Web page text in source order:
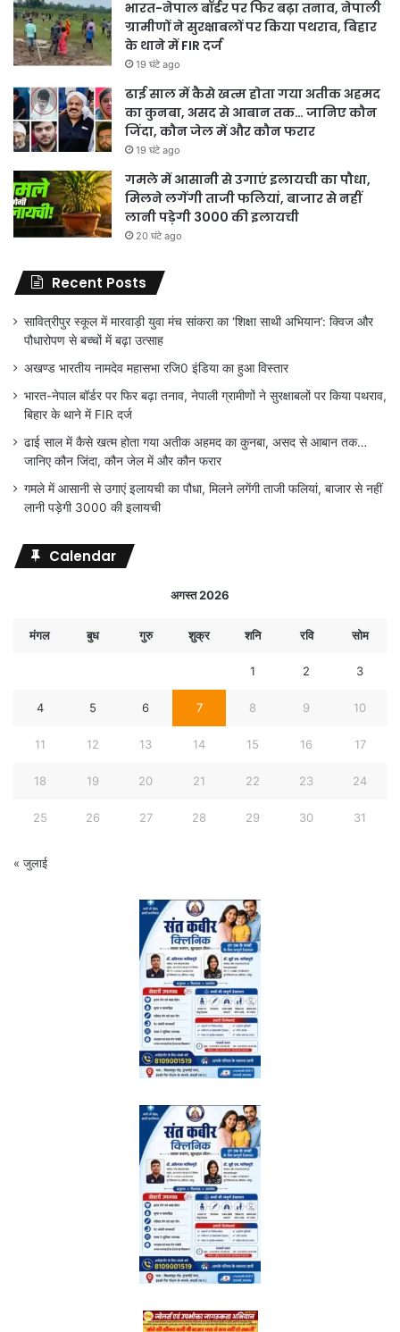
भारत-नेपाल बॉर्डर पर फिर बढ़ा तनाव, नेपाली
ग्रामीणों ने सुरक्षाबलों पर किया पथराव, बिहार
के थाने में FIR दर्ज
19 घंटे ago
ढाई साल में कैसे खत्म होता गया अतीक अहमद
का कुनबा, असद से आबान तक… जानिए कौन
जिंदा, कौन जेल में और कौन फरार
19 घंटे ago
गमले में आसानी से उगाएं इलायची का पौधा,
मिलने लगेंगी ताजी फलियां, बाजार से नहीं
लानी पड़ेगी 3000 की इलायची
20 घंटे ago
Recent Posts
सावित्रीपुर स्कूल में मारवाड़ी युवा मंच सांकरा का ‘शिक्षा साथी अभियान’: क्विज और
पौधारोपण से बच्चों में बढ़ा उत्साह
अखण्ड भारतीय नामदेव महासभा रजि0 इंडिया का हुआ विस्तार
भारत-नेपाल बॉर्डर पर फिर बढ़ा तनाव, नेपाली ग्रामीणों ने सुरक्षाबलों पर किया पथराव,
बिहार के थाने में FIR दर्ज
ढाई साल में कैसे खत्म होता गया अतीक अहमद का कुनबा, असद से आबान तक…
जानिए कौन जिंदा, कौन जेल में और कौन फरार
गमले में आसानी से उगाएं इलायची का पौधा, मिलने लगेंगी ताजी फलियां, बाजार से नहीं
लानी पड़ेगी 3000 की इलायची
Calendar
अगस्त 2026
मंगल बुध गुरु शुक्र शनि रवि सोम
1 2 3
4 5 6 7 8 9 10
11 12 13 14 15 16 17
18 19 20 21 22 23 24
25 26 27 28 29 30 31
« जुलाई